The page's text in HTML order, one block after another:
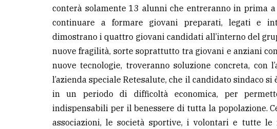
conterà solamente 13 alunni che entreranno in prima
continuare a formare giovani preparati, legati e
dimostrano i quattro giovani candidati all’interno del
nuove fragilità, sorte soprattutto tra giovani e anziani
nuove tecnologie, troveranno soluzione concreta, con
l’azienda speciale Retesalute, che il candidato sindaco
in un periodo di difficoltà economica, per
indispensabili per il benessere di tutta la popolazione.
associazioni, le società sportive, i volontari e tutte